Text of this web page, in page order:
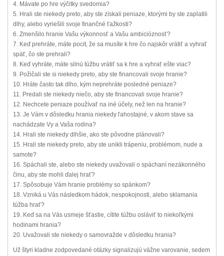
4. Mávate po hre výčitky svedomia?
5. Hrali ste niekedy preto, aby ste získali peniaze, ktorými by ste zaplatili
dlhy, alebo vyriešili svoje finančné ťažkosti?
6. Zmenšilo hranie Vašu výkonnosť a Vašu ambicióznosť?
7. Keď prehráte, máte pocit, že sa musíte k hre čo najskôr vrátiť a vyhrať
späť, čo ste prehrali?
8. Keď vyhráte, máte silnú túžbu vrátiť sa k hre a vyhrať ešte viac?
9. Požičali ste si niekedy preto, aby ste financovali svoje hranie?
10. Hráte často tak dlho, kým neprehráte posledné peniaze?
11. Predali ste niekedy niečo, aby ste financovali svoje hranie?
12. Nechcete peniaze používať na iné účely, než len na hranie?
13. Je Vám v dôsledku hrania niekedy ľahostajné, v akom stave sa
nachádzate Vy a Vaša rodina?
14. Hrali ste niekedy dlhšie, ako ste pôvodne plánovali?
15. Hrali ste niekedy preto, aby ste unikli trápeniu, problémom, nude a
samote?
16. Spáchali ste, alebo ste niekedy uvažovali o spáchaní nezákonného
činu, aby ste mohli ďalej hrať?
17. Spôsobuje Vám hranie problémy so spánkom?
18. Vzniká u Vás následkom hádok, nespokojnosti, alebo sklamania
túžba hrať?
19. Keď sa na Vás usmeje šťastie, cítite túžbu osláviť to niekoľkými
hodinami hrania?
20. Uvažovali ste niekedy o samovražde v dôsledku hrania?
Už štyri kladne zodpovedané otázky signalizujú vážne varovanie, sedem